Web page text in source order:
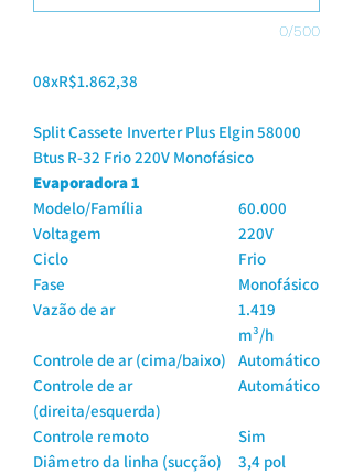
0/500
08xR$1.862,38
Split Cassete Inverter Plus Elgin 58000
Btus R-32 Frio 220V Monofásico
Evaporadora 1
Modelo/Família
60.000
Voltagem
220V
Ciclo
Frio
Fase
Monofásico
Vazão de ar
1.419
m³/h
Controle de ar (cima/baixo)
Automático
Controle de ar
(direita/esquerda)
Automático
Controle remoto
Sim
Diâmetro da linha (sucção)
3,4 pol